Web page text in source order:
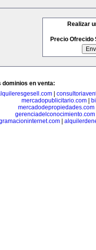
Realizar
Precio Ofrecido
dominios en venta:
mercadopublicitario.com|
mercadodepropiedades.com
gerenciadelconocimiento.com|
|